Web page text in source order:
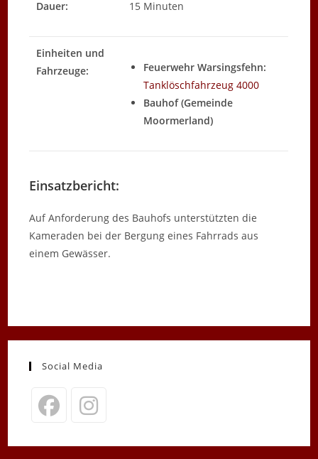
Dauer: 15 Minuten
Einheiten und
Fahrzeuge:
Feuerwehr Warsingsfehn:
Tanklöschfahrzeug 4000
Bauhof (Gemeinde
Moormerland)
Einsatzbericht:
Auf Anforderung des Bauhofs unterstützten die
Kameraden bei der Bergung eines Fahrrads aus
einem Gewässer.
Social Media
in
in